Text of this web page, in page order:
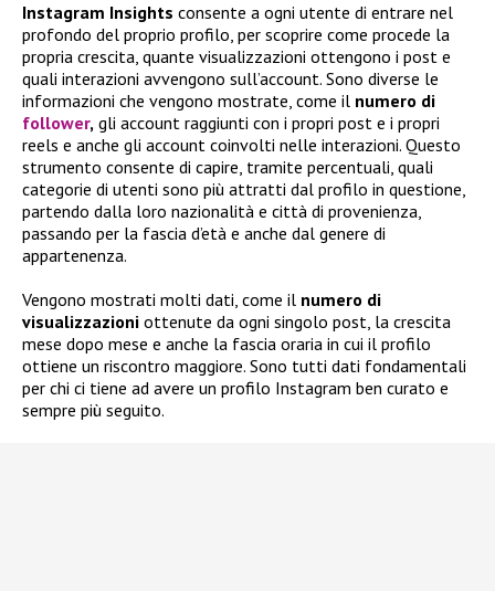
Instagram Insights consente a ogni utente di entrare nel
profondo del proprio profilo, per scoprire come procede la
propria crescita, quante visualizzazioni ottengono i post e
quali interazioni avvengono sull’account. Sono diverse le
informazioni che vengono mostrate, come il numero di
follower, gli account raggiunti con i propri post e i propri
reels e anche gli account coinvolti nelle interazioni. Questo
strumento consente di capire, tramite percentuali, quali
categorie di utenti sono più attratti dal profilo in questione,
partendo dalla loro nazionalità e città di provenienza,
passando per la fascia d’età e anche dal genere di
appartenenza.
Vengono mostrati molti dati, come il numero di
visualizzazioni ottenute da ogni singolo post, la crescita
mese dopo mese e anche la fascia oraria in cui il profilo
ottiene un riscontro maggiore. Sono tutti dati fondamentali
per chi ci tiene ad avere un profilo Instagram ben curato e
sempre più seguito.